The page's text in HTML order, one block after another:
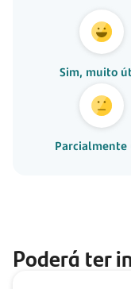
Sim, muito
Poderá ter